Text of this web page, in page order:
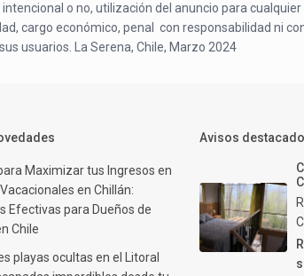
intencional o no, utilización del anuncio para
cargo económico, penal con responsabilidad ni
usuarios. La Serena, Chile, Marzo 2024
Maximizar tus Ingresos en
en Chillán:
Efectivas para Dueños de
Chile
playas ocultas en el Litoral
Avisos